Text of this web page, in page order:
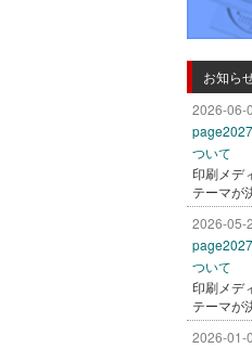
お知ら
2026-06-
ついて
印刷メデ
テーマが
2026-05-
ついて
印刷メデ
テーマが
2026-01-